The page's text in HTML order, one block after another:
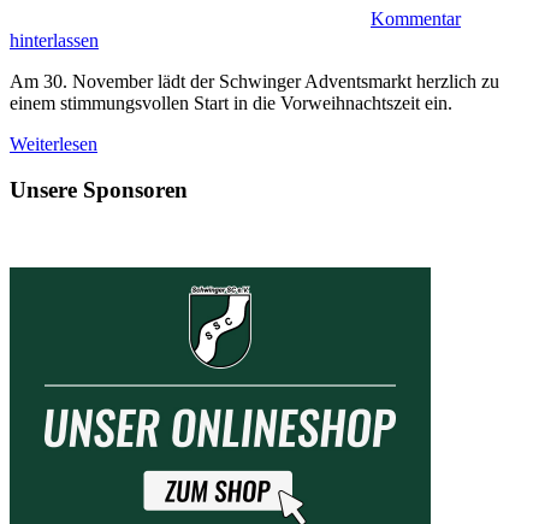
Kommentar
hinterlassen
Am 30. November lädt der Schwinger Adventsmarkt herzlich zu
einem stimmungsvollen Start in die Vorweihnachtszeit ein.
Weiterlesen
Unsere Sponsoren